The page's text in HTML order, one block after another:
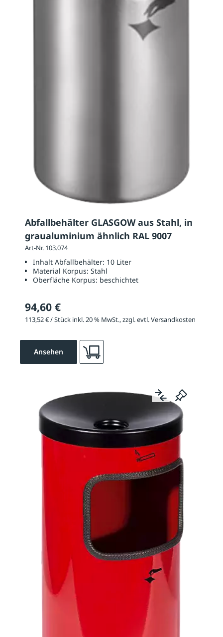
Abfallbehälter GLASGOW aus Stahl, in
graualuminium ähnlich RAL 9007
Art-Nr. 103.074
Inhalt Abfallbehälter: 10 Liter
Material Korpus: Stahl
Oberfläche Korpus: beschichtet
94,60 €
113,52 € / Stück inkl. 20 % MwSt., zzgl. evtl. Versandkosten
Ansehen